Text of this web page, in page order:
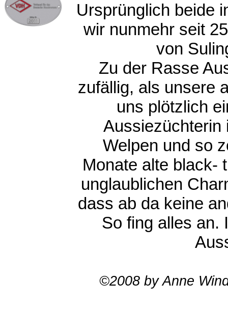
Ursprünglich beide
wir nunmehr seit
von
Zu der Rasse
zufällig, als unsere
uns plötzlich
Aussiezüchterin
Welpen und so
Monate alte black-
unglaublichen
dass ab da keine
So fing alles an.
©2008 by Anne